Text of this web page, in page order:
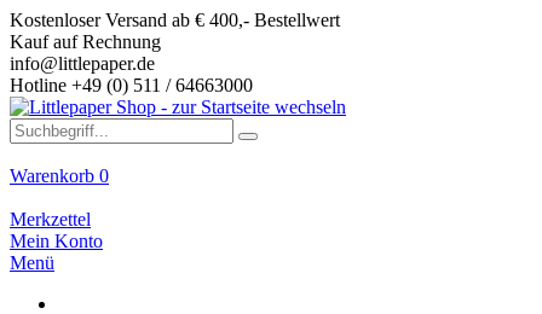
Kostenloser Versand ab € 400,- Bestellwert
Kauf auf Rechnung
info@littlepaper.de
Hotline +49 (0) 511 / 64663000
Warenkorb 0
Merkzettel
Mein Konto
Menü